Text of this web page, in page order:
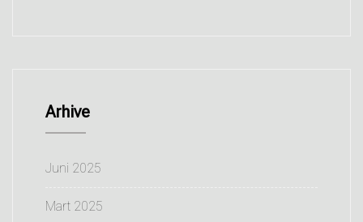
Arhive
Juni 2025
Mart 2025